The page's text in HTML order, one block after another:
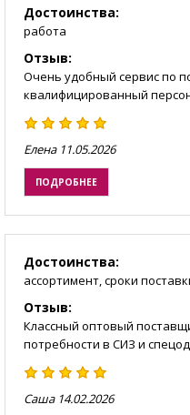
Достоинства:
работа
Отзыв:
Очень удобный сервис по
квалифицированный
Елена 11.05.2026
ПОДРОБНЕЕ
Достоинства:
ассортимент, сроки
Отзыв:
Классный оптовый
потребности в СИЗ и
Саша 14.02.2026